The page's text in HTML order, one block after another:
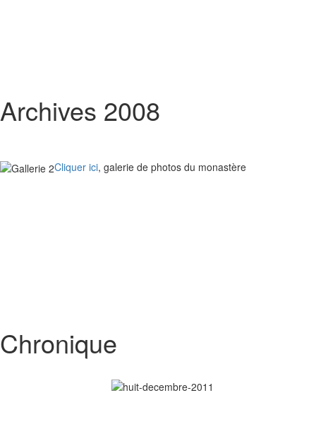
Archives 2008
Cliquer ici, galerie de photos du monastère
Chronique